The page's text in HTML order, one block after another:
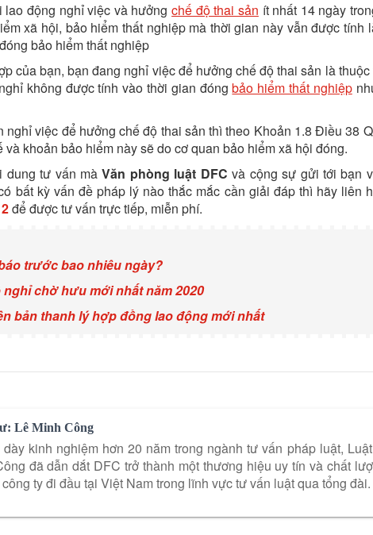
lao động nghỉ việc và hưởngchế độ thai sản ít nhất 14 ngày
xã hội, bảo hiểm thất nghiệp mà thời gian này vẫn được
bảo hiểm thất nghiệp
của bạn, bạn đang nghỉ việc để hưởng chế độ thai sản là
không được tính vào thời gian đóngbảo hiểm thất nghiệp
nghỉ việc để hưởng chế độ thai sản thì theo Khoản 1.8 Điều 38
khoản bảo hiểm này sẽ do cơ quan bảo hiểm xã hội đóng.
dung tư vấn màVăn phòng luật DFC và cộng sự gửi tới bạn
bất kỳ vấn đề pháp lý nào thắc mắc cần giải đáp thì hãy liên
để được tư vấn trực tiếp, miễn phí.
trước bao nhiêu ngày?
nghỉ chờ hưu mới nhất năm 2020
bản thanh lý hợp đồng lao động mới nhất
Lê Minh Công
kinh nghiệm hơn 20 năm trong ngành tư vấn pháp luật,
đã dẫn dắt DFC trở thành một thương hiệu uy tín và chất
ty đi đầu tại Việt Nam trong lĩnh vực tư vấn luật qua tổng đài.